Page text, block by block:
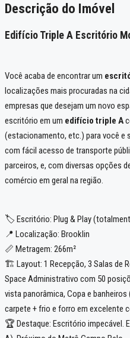
Descrição do Imóvel
Edifício Triple A Escritório
Você acaba de encontrar um
localizações mais procuradas na
empresas que desejam um novo
escritório em um edifício triple A
(estacionamento, etc.) para você e
com fácil acesso de transporte
parceiros, e, com diversas opções
comércio em geral na região.
🏷️ Escritório: Plug & Play
📍 Localização: Brooklin
📏 Metragem: 266m²
🏗️ Layout: 1 Recepção, 3 Salas de
Space Administrativo com 50
vista panorâmica, Copa e
carpete + frio e forro em excelente
🏆 Destaque: Escritório impecável.